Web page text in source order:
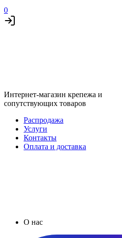
0
Интернет-магазин крепежа и
сопутствующих товаров
Распродажа
Услуги
Контакты
Оплата и доставка
О нас